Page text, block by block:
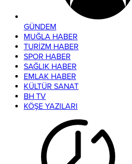
GÜNDEM
MUĞLA HABER
TURİZM HABER
SPOR HABER
SAĞLIK HABER
EMLAK HABER
KÜLTÜR SANAT
BH TV
KÖŞE YAZILARI